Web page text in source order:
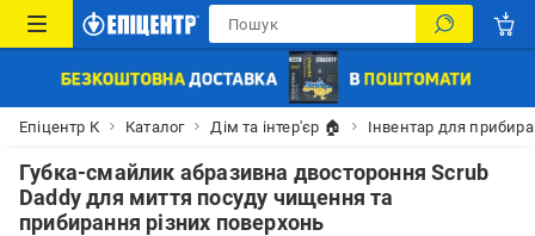
Епіцентр К Каталог Дім та інтер'єр 🏠 Інвентар для
Губка-смайлик абразивна двостороння Scrub
Daddy для миття посуду чищення та
прибирання різних поверхонь